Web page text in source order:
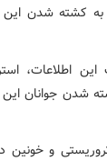
اطلاعات،
شدن جوانان
و خونین